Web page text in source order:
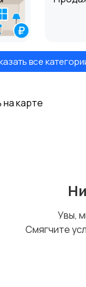
Дома
все
на карте
Увы,
Смягчите